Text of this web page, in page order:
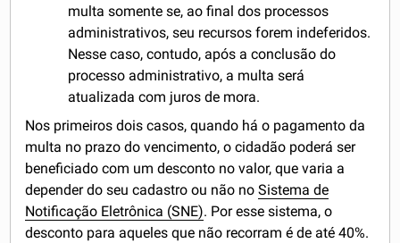
multa somente se, ao final dos processos
administrativos, seu recursos forem indeferidos.
Nesse caso, contudo, após a conclusão do
processo administrativo, a multa será
atualizada com juros de mora.
Nos primeiros dois casos, quando há o pagamento da
multa no prazo do vencimento, o cidadão poderá ser
beneficiado com um desconto no valor, que varia a
depender do seu cadastro ou não noSistema de
Notificação Eletrônica (SNE). Por esse sistema, o
desconto para aqueles que não recorram é de até 40%.